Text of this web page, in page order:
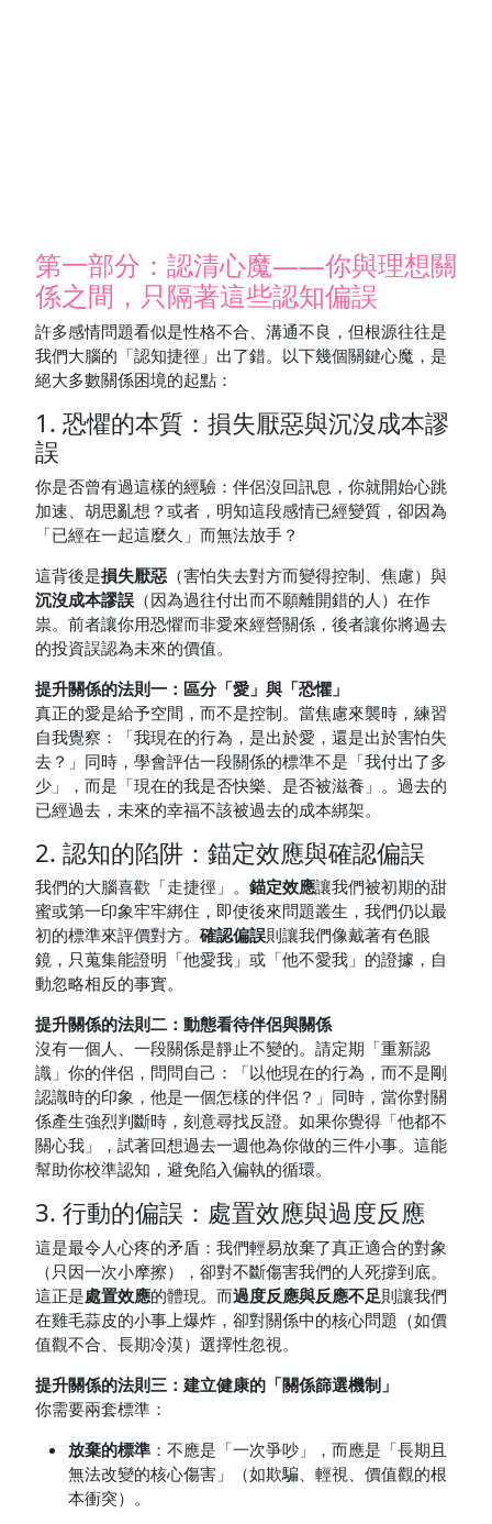
第一部分：認清心魔——你與理想關
係之間，只隔著這些認知偏誤
許多感情問題看似是性格不合、溝通不良，但根源往往是
我們大腦的「認知捷徑」出了錯。以下幾個關鍵心魔，是
絕大多數關係困境的起點：
1. 恐懼的本質：損失厭惡與沉沒成本謬
誤
你是否曾有過這樣的經驗：伴侶沒回訊息，你就開始心跳
加速、胡思亂想？或者，明知這段感情已經變質，卻因為
「已經在一起這麼久」而無法放手？
這背後是損失厭惡 （害怕失去對方而變得控制、焦慮）與
沉沒成本謬誤 （因為過往付出而不願離開錯的人）在作
祟。前者讓你用恐懼而非愛來經營關係，後者讓你將過去
的投資誤認為未來的價值。
提升關係的法則一：區分「愛」與「恐懼」
真正的愛是給予空間，而不是控制。當焦慮來襲時，練習
自我覺察：「我現在的行為，是出於愛，還是出於害怕失
去？」同時，學會評估一段關係的標準不是「我付出了多
少」，而是「現在的我是否快樂、是否被滋養」。過去的
已經過去，未來的幸福不該被過去的成本綁架。
2. 認知的陷阱：錨定效應與確認偏誤
我們的大腦喜歡「走捷徑」。 錨定效應讓我們被初期的甜
蜜或第一印象牢牢綁住，即使後來問題叢生，我們仍以最
初的標準來評價對方。 確認偏誤則讓我們像戴著有色眼
鏡，只蒐集能證明「他愛我」或「他不愛我」的證據，自
動忽略相反的事實。
提升關係的法則二：動態看待伴侶與關係
沒有一個人、一段關係是靜止不變的。請定期「重新認
識」你的伴侶，問問自己：「以他現在的行為，而不是剛
認識時的印象，他是一個怎樣的伴侶？」同時，當你對關
係產生強烈判斷時，刻意尋找反證。如果你覺得「他都不
關心我」，試著回想過去一週他為你做的三件小事。這能
幫助你校準認知，避免陷入偏執的循環。
3. 行動的偏誤：處置效應與過度反應
這是最令人心疼的矛盾：我們輕易放棄了真正適合的對象
（只因一次小摩擦），卻對不斷傷害我們的人死撐到底。
這正是處置效應的體現。而過度反應與反應不足則讓我們
在雞毛蒜皮的小事上爆炸，卻對關係中的核心問題（如價
值觀不合、長期冷漠）選擇性忽視。
提升關係的法則三：建立健康的「關係篩選機制」
你需要兩套標準：
放棄的標準 ：不應是「一次爭吵」，而應是「長期且
無法改變的核心傷害」（如欺騙、輕視、價值觀的根
本衝突）。